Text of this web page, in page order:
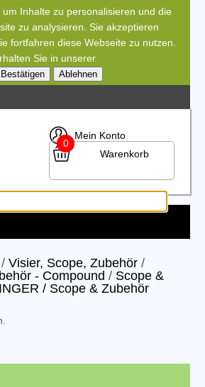
Inhalte zu personalisieren und die
zu analysieren. Sie akzeptieren
fortfahren diese Webseite zu nutzen.
Sie in unserer
Bestätigen Ablehnen
Mein Konto
0
Warenkorb
/Visier, Scope, Zubehör /
- Compound / Scope &
/ Scope & Zubehör